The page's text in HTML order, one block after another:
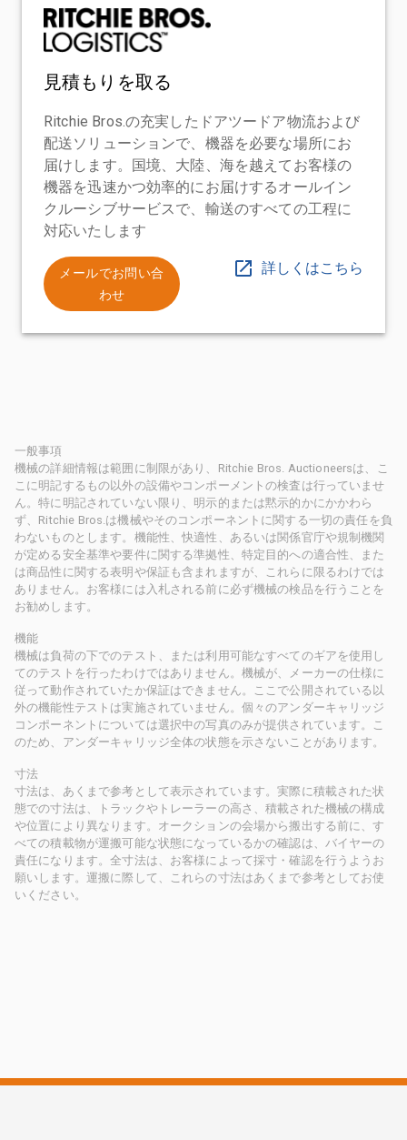
見積もりを取る
Ritchie Bros.の充実したドアツードア物流および
配送ソリューションで、機器を必要な場所にお
届けします。国境、大陸、海を越えてお客様の
機器を迅速かつ効率的にお届けするオールイン
クルーシブサービスで、輸送のすべての工程に
対応いたします
メールでお問い合
わせ
詳しくはこちら
一般事項
機械の詳細情報は範囲に制限があり、Ritchie Bros. Auctioneersは、こ
こに明記するもの以外の設備やコンポーメントの検査は行っていませ
ん。特に明記されていない限り、明示的または黙示的かにかかわら
ず、Ritchie Bros.は機械やそのコンポーネントに関する一切の責任を負
わないものとします。機能性、快適性、あるいは関係官庁や規制機関
が定める安全基準や要件に関する準拠性、特定目的への適合性、また
は商品性に関する表明や保証も含まれますが、これらに限るわけでは
ありません。お客様には入札される前に必ず機械の検品を行うことを
お勧めします。
機能
機械は負荷の下でのテスト、または利用可能なすべてのギアを使用し
てのテストを行ったわけではありません。機械が、メーカーの仕様に
従って動作されていたか保証はできません。ここで公開されている以
外の機能性テストは実施されていません。個々のアンダーキャリッジ
コンポーネントについては選択中の写真のみが提供されています。こ
のため、アンダーキャリッジ全体の状態を示さないことがあります。
寸法
寸法は、あくまで参考として表示されています。実際に積載された状
態での寸法は、トラックやトレーラーの高さ、積載された機械の構成
や位置により異なります。オークションの会場から搬出する前に、す
べての積載物が運搬可能な状態になっているかの確認は、バイヤーの
責任になります。全寸法は、お客様によって採寸・確認を行うようお
願いします。運搬に際して、これらの寸法はあくまで参考としてお使
いください。